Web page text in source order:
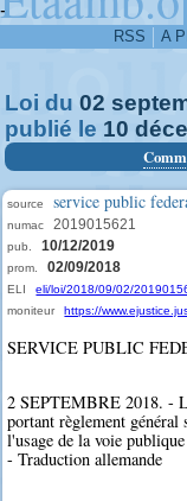
-
RSS A
Loi du 02
publié le 10
source service public
numac 2019015621
pub. 10/12/2019
prom. 02/09/2018
ELI
eli/loi/2018/09/02/
moniteur
https://
SERVICE PUBLIC
2 SEPTEMBRE 2018. -
portant règlement
l'usage de la voie
- Traduction allemande